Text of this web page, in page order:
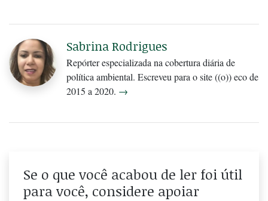
Sabrina Rodrigues
Repórter especializada na cobertura diária de
política ambiental. Escreveu para o site ((o)) eco de
2015 a 2020. →
Se o que você acabou de ler foi útil
para você, considere apoiar